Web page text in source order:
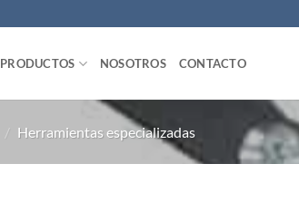
PRODUCTOS NOSOTROS CONTACTO
/ Herramientas especializadas